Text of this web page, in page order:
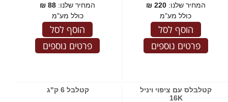
המחיר שלנו:220
₪
כולל מע"מ
הוסף לסל
פרטים נוספים
המחיר שלנו: 88
₪
כולל מע"מ
הוסף לסל
פרטים נוספים
קטלבלס עם ציפוי ויניל
16K
קטלבל 6 ק"ג